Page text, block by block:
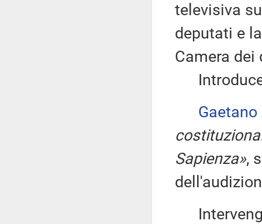
televisiva
deputati e
Camera dei
Gaetano
Sapienza»,